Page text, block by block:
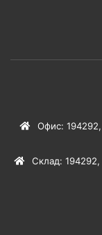
Офис: 194292,
Склад: 194292,